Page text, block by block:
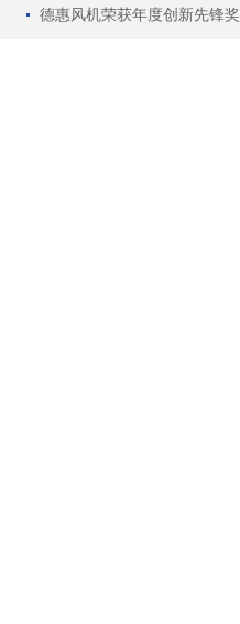
德惠风机荣获年度创新先锋奖